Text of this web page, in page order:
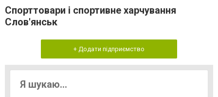
Спорттовари і спортивне харчування
Слов'янськ
+ Додати підприємство